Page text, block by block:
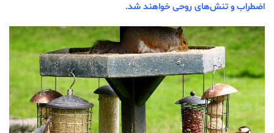
اضطراب و تنش‌های روحی خواهند شد.